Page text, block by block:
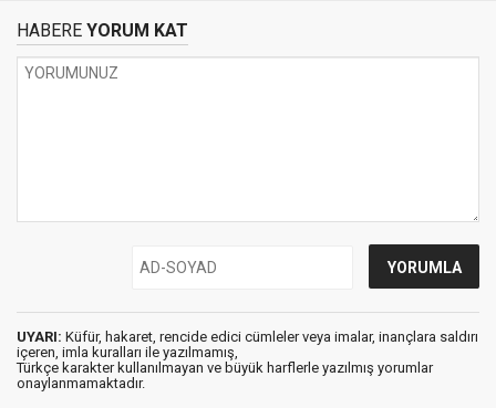
HABERE YORUM KAT
UYARI: Küfür, hakaret, rencide edici cümleler veya imalar, inançlara saldırı
içeren, imla kuralları ile yazılmamış,
Türkçe karakter kullanılmayan ve büyük harflerle yazılmış yorumlar
onaylanmamaktadır.